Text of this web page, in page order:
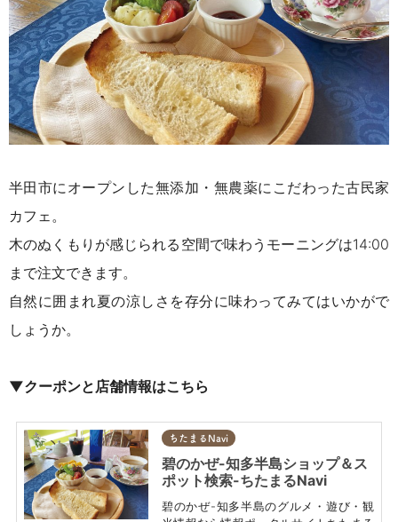
半田市にオープンした無添加・無農薬にこだわった古民家
カフェ。
木のぬくもりが感じられる空間で味わうモーニングは14:00
まで注文できます。
自然に囲まれ夏の涼しさを存分に味わってみてはいかがで
しょうか。
▼クーポンと店舗情報はこちら
ちたまるNavi
碧のかぜ-知多半島ショップ＆ス
ポット検索-ちたまるNavi
碧のかぜ-知多半島のグルメ・遊び・観